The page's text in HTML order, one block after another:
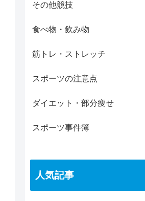
その他競技
食べ物・飲み物
筋トレ・ストレッチ
スポーツの注意点
ダイエット・部分痩せ
スポーツ事件簿
人気記事